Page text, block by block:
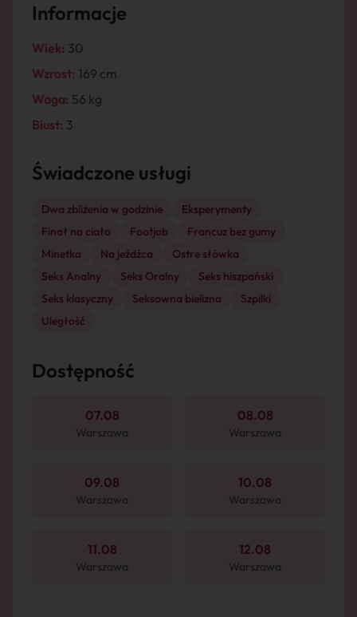
Informacje
Wiek: 30
Wzrost: 169 cm
Waga: 56 kg
Biust: 3
Świadczone usługi
Dwa zbliżenia w godzinie
Eksperymenty
Finał na ciało
Footjob
Francuz bez gumy
Minetka
Na jeźdźca
Ostre słówka
Seks Analny
Seks Oralny
Seks hiszpański
Seks klasyczny
Seksowna bielizna
Szpilki
Uległość
Dostępność
07.08
Warszawa
08.08
Warszawa
09.08
Warszawa
10.08
Warszawa
11.08
Warszawa
12.08
Warszawa